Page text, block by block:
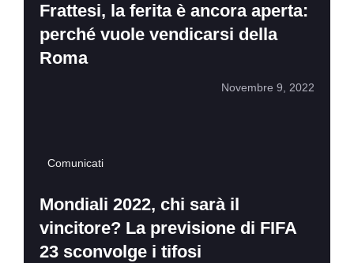
Frattesi, la ferita è ancora aperta:
perché vuole vendicarsi della
Roma
Novembre 9, 2022
Comunicati
Mondiali 2022, chi sarà il
vincitore? La previsione di FIFA
23 sconvolge i tifosi